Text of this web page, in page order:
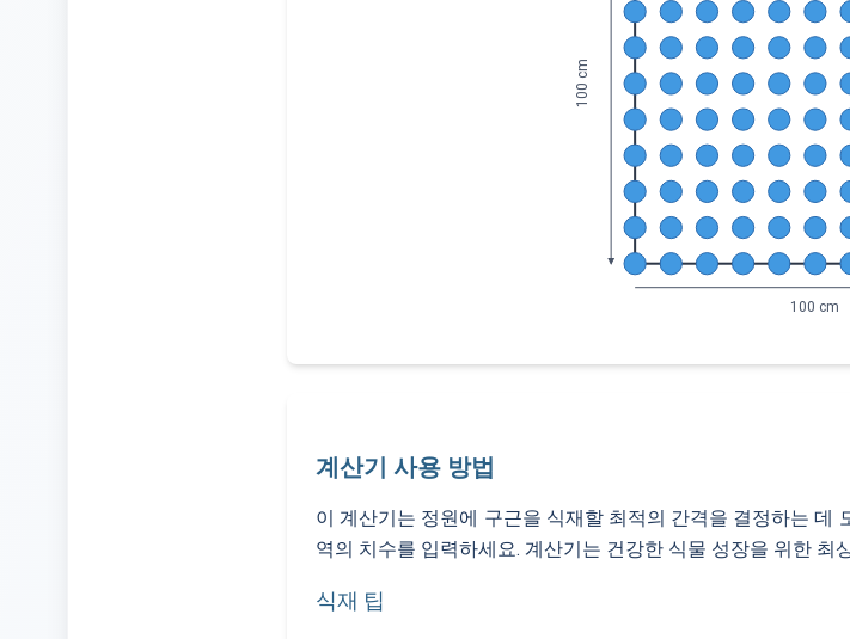
100 cm
100 cm
계산기 사용 방법
이 계산기는 정원에 구근을 식재할 최적의 간격을 결정하는 데
역의 치수를 입력하세요. 계산기는 건강한 식물 성장을 위한 최
식재 팁